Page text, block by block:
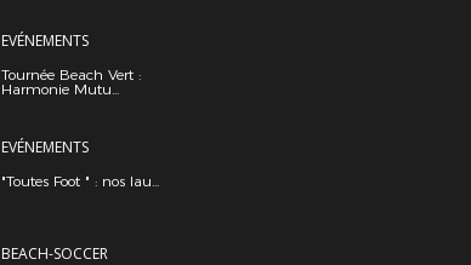
EVÉNEMENTS
Tournée Beach Vert :
Harmonie Mutu...
EVÉNEMENTS
"Toutes Foot " : nos lau...
BEACH-SOCCER